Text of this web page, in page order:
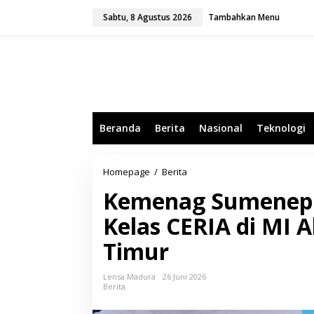
Sabtu, 8 Agustus 2026 Tambahkan Menu
Beranda Berita Nasional Teknologi
Homepage / Berita
m
e
n
a
u
n
Kemenag
Kelas CERIA di MI
Timur
Lensa Madura
26 Juni 2026
Berita